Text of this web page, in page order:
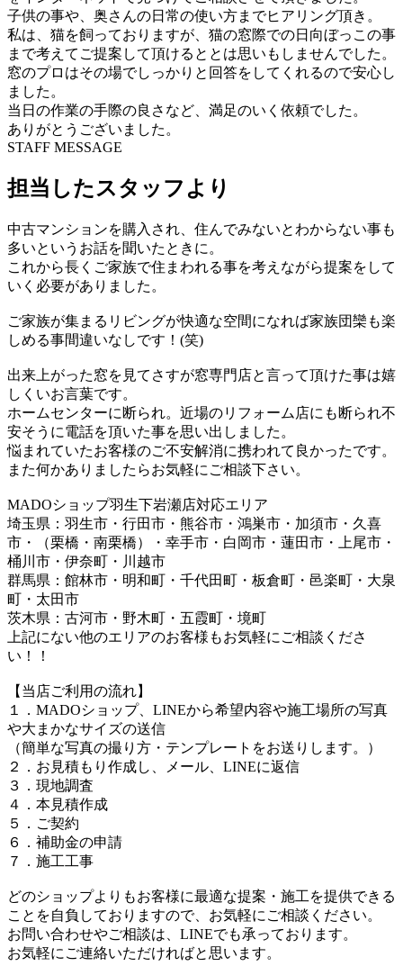
子供の事や、奥さんの日常の使い方までヒアリング頂き。
私は、猫を飼っておりますが、猫の窓際での日向ぼっこの事
まで考えてご提案して頂けるととは思いもしませんでした。
窓のプロはその場でしっかりと回答をしてくれるので安心し
ました。
当日の作業の手際の良さなど、満足のいく依頼でした。
ありがとうございました。
STAFF MESSAGE
担当したスタッフより
中古マンションを購入され、住んでみないとわからない事も
多いというお話を聞いたときに。
これから長くご家族で住まわれる事を考えながら提案をして
いく必要がありました。
ご家族が集まるリビングが快適な空間になれば家族団欒も楽
しめる事間違いなしです！(笑)
出来上がった窓を見てさすが窓専門店と言って頂けた事は嬉
しくいお言葉です。
ホームセンターに断られ。近場のリフォーム店にも断られ不
安そうに電話を頂いた事を思い出しました。
悩まれていたお客様のご不安解消に携われて良かったです。
また何かありましたらお気軽にご相談下さい。
MADOショップ羽生下岩瀬店対応エリア
埼玉県：羽生市・行田市・熊谷市・鴻巣市・加須市・久喜
市・（栗橋・南栗橋）・幸手市・白岡市・蓮田市・上尾市・
桶川市・伊奈町・川越市
群馬県：館林市・明和町・千代田町・板倉町・邑楽町・大泉
町・太田市
茨木県：古河市・野木町・五霞町・境町
上記にない他のエリアのお客様もお気軽にご相談くださ
い！！
【当店ご利用の流れ】
１．MADOショップ、LINEから希望内容や施工場所の写真
や大まかなサイズの送信
（簡単な写真の撮り方・テンプレートをお送りします。）
２．お見積もり作成し、メール、LINEに返信
３．現地調査
４．本見積作成
５．ご契約
６．補助金の申請
７．施工工事
どのショップよりもお客様に最適な提案・施工を提供できる
ことを自負しておりますので、お気軽にご相談ください。
お問い合わせやご相談は、LINEでも承っております。
お気軽にご連絡いただければと思います。